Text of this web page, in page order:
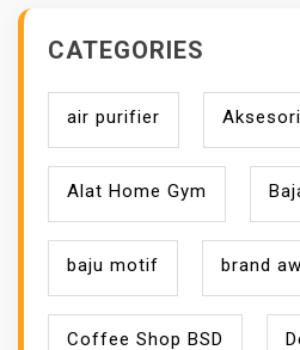
CATEGORIES
air purifier
Alat Home Gym
baju motif brand
Coffee Shop BSD